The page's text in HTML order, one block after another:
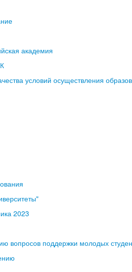
академия
условий осуществления
2023
вопросов поддержки молодых